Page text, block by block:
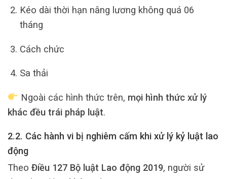
Kéo dài thời hạn nâng lương không quá 06
tháng
Cách chức
Sa thải
Ngoài các hình thức trên, mọi hình thức xử lý
khác đều trái pháp luật.
2.2. Các hành vi bị nghiêm cấm khi xử lý kỷ luật lao
động
Theo Điều 127 Bộ luật Lao động 2019, người sử